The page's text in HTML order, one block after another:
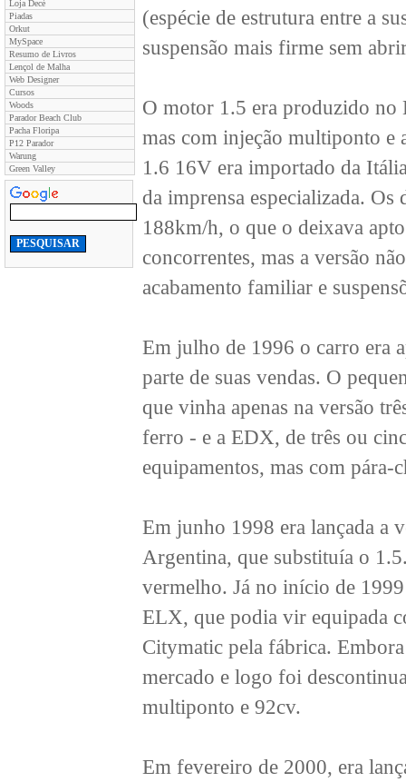
Loja Decé
Piadas
Orkut
MySpace
Resumo de Livros
Lençol de Malha
Web Designer
Cursos
Woods
Parador Beach Club
Pacha Floripa
P12 Parador
Warung
Green Valley
(espécie de estrutura entre a
suspensão mais firme sem
O motor 1.5 era produzido no
mas com injeção multiponto e
1.6 16V era importado da
da imprensa especializada.
188km/h, o que o deixava
concorrentes, mas a versão
acabamento familiar e
Em julho de 1996 o carro era
parte de suas vendas. O
que vinha apenas na versão
ferro - e a EDX, de três ou
equipamentos, mas com pára-
Em junho 1998 era lançada a
Argentina, que substituía o
vermelho. Já no início de
ELX, que podia vir equipada
Citymatic pela fábrica.
mercado e logo foi
multiponto e 92cv.
Em fevereiro de 2000, era